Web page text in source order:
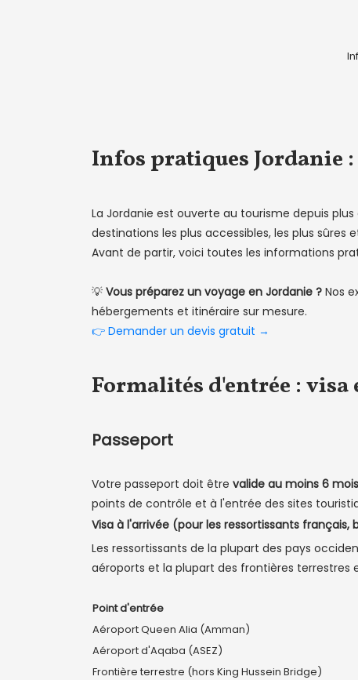
Infos pratiques Jordanie
La Jordanie est ouverte au tourisme depuis
destinations les plus accessibles, les plus
Avant de partir, voici toutes les informations
💡 Vous préparez un voyage en Jordanie ? Nos
hébergements et itinéraire sur mesure.
👉 Demander un devis gratuit →
Formalités d'entrée : visa
Passeport
Votre passeport doit être valide au moins 6
points de contrôle et à l'entrée des sites
Visa à l'arrivée (pour les ressortissants français,
Les ressortissants de la plupart des pays
aéroports et la plupart des frontières terrestres
Point d'entrée
Aéroport Queen Alia (Amman)
Aéroport d'Aqaba (ASEZ)
Frontière terrestre (hors King Hussein Bridge)